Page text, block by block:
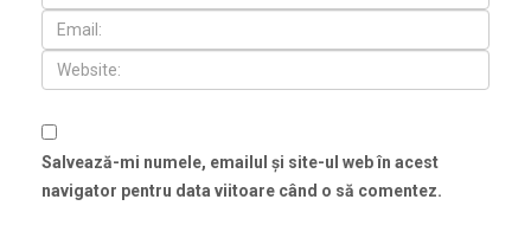
Salvează-mi numele, emailul și site-ul web în acest
navigator pentru data viitoare când o să comentez.